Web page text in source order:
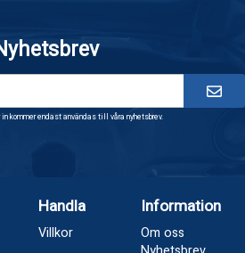
in kommer endast användas till våra nyhetsbrev.
Handla
Villkor
Information
Om oss